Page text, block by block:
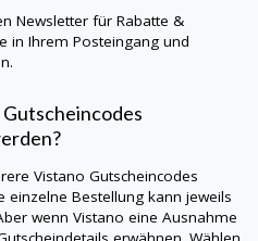
Newsletter für Rabatte &
in Ihrem Posteingang und
Gutscheincodes
Vistano Gutscheincodes
einzelne Bestellung kann jeweils
wenn Vistano eine Ausnahme